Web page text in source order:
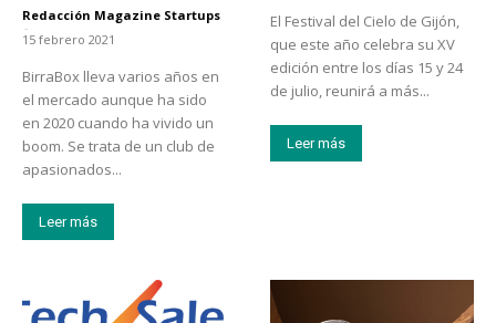
Redacción Magazine Startups
-
15 febrero 2021
BirraBox lleva varios años en
el mercado aunque ha sido
en 2020 cuando ha vivido un
boom. Se trata de un club de
apasionados...
Leer más
El Festival del Cielo de Gijón,
que este año celebra su XV
edición entre los días 15 y 24
de julio, reunirá a más...
Leer más